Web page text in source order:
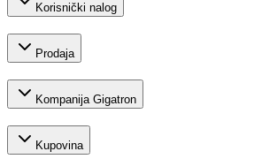
Korisnički nalog
Prodaja
Kompanija Gigatron
Kupovina